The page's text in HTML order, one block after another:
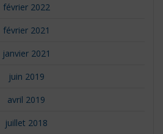
février 2022
février 2021
janvier 2021
juin 2019
avril 2019
juillet 2018